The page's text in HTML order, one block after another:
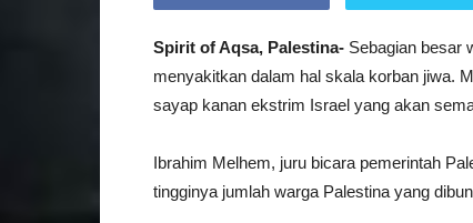
Spirit of Aqsa, Palestina- Sebagian besar
menyakitkan dalam hal skala korban jiwa.
sayap kanan ekstrim Israel yang akan
Ibrahim Melhem, juru bicara pemerintah
tingginya jumlah warga Palestina yang